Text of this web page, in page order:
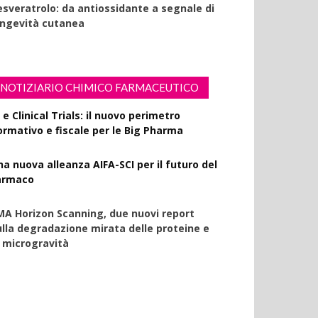
da antiossidante a segnale di
cutanea
NOTIZIARIO CHIMICO FARMACEUTICO
e Clinical Trials: il nuovo perimetro
e fiscale per le Big Pharma
nuova alleanza AIFA-SCI per il futuro del
Horizon Scanning, due nuovi report
degradazione mirata delle proteine e
microgravità